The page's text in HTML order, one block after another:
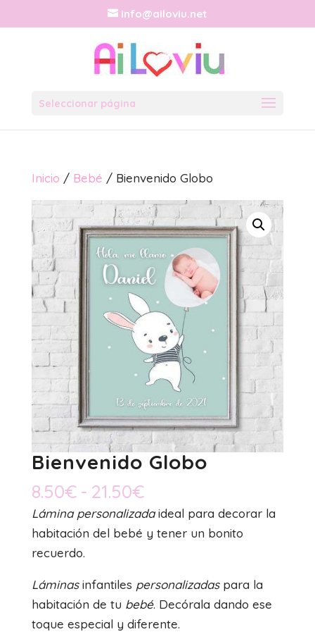
info@ailoviu.net
Seleccionar página
Inicio / Bebé / Bienvenido Globo
Bienvenido Globo
8.50€ - 21.50€Rango
de
precios:
hasta
21.50€
Lámina personalizadaideal para decorar la
habitación del bebé y tener un bonito
recuerdo.
Láminasinfantiles personalizadaspara la
habitación de tu bebé. Decórala dando ese
toque especial y diferente.